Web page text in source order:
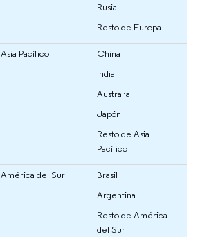
Rusia
Resto de Europa
Asia Pacífico
China
India
Australia
Japón
Resto de Asia
Pacífico
América del Sur
Brasil
Argentina
Resto de América
del Sur